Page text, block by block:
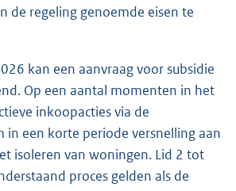
de regeling genoemde eisen te
kan een aanvraag voor subsidie
Op een aantal momenten in het
inkoopacties via de
in een korte periode versnelling aan
isoleren van woningen. Lid 2 tot
proces gelden als de